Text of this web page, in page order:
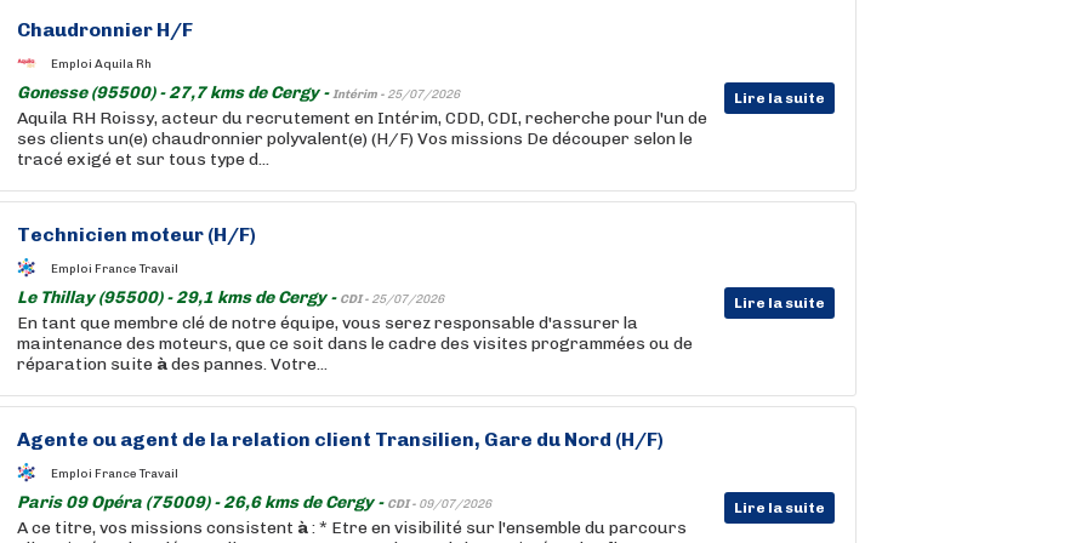
Chaudronnier H/F
Emploi Aquila Rh
Gonesse (95500) - 27,7 kms de Cergy -Intérim - 25/07/2026 Lire la suite
Aquila RH Roissy, acteur du recrutement en Intérim, CDD, CDI, recherche pour l'un de
ses clients un(e) chaudronnier polyvalent(e) (H/F) Vos missions De découper selon le
tracé exigé et sur tous type d...
Technicien moteur (H/F)
Emploi France Travail
Le Thillay (95500) - 29,1 kms de Cergy - CDI - 25/07/2026 Lire la suite
En tant que membre clé de notre équipe, vous serez responsable d'assurer la
maintenance des moteurs, que ce soit dans le cadre des visites programmées ou de
réparation suite àdes pannes. Votre...
Agente ou agent de la relation client Transilien, Gare du Nord (H/F)
Emploi France Travail
Paris 09 Opéra (75009) - 26,6 kms de Cergy - CDI - 09/07/2026 Lire la suite
A ce titre, vos missions consistent à: * Etre en visibilité sur l'ensemble du parcours